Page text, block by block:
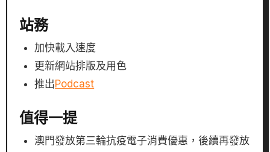
站務
加快載入速度
更新網站排版及用色
推出Podcast
值得一提
澳門發放第三輪抗疫電子消費優惠，後續再發放